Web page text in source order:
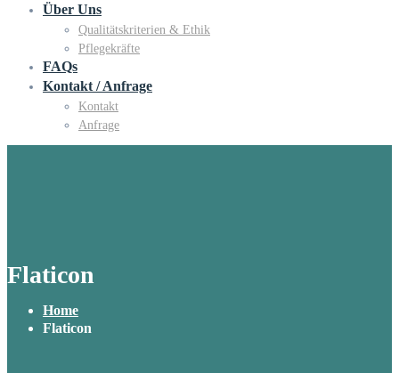
Über Uns
Qualitätskriterien & Ethik
Pflegekräfte
FAQs
Kontakt / Anfrage
Kontakt
Anfrage
Flaticon
Home
Flaticon